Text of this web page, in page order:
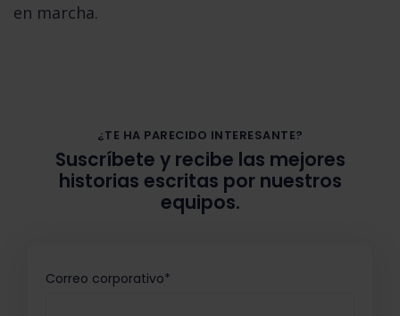
en marcha.
¿TE HA PARECIDO INTERESANTE?
Suscríbete y recibe las mejores
historias escritas por nuestros
equipos.
Correo corporativo*